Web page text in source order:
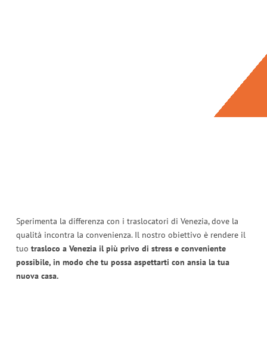
Sperimenta la differenza con i traslocatori di Venezia, dove la
qualità incontra la convenienza. Il nostro obiettivo è rendere il
tuo trasloco a Venezia il più privo di stress e conveniente
possibile, in modo che tu possa aspettarti con ansia la tua
nuova casa.